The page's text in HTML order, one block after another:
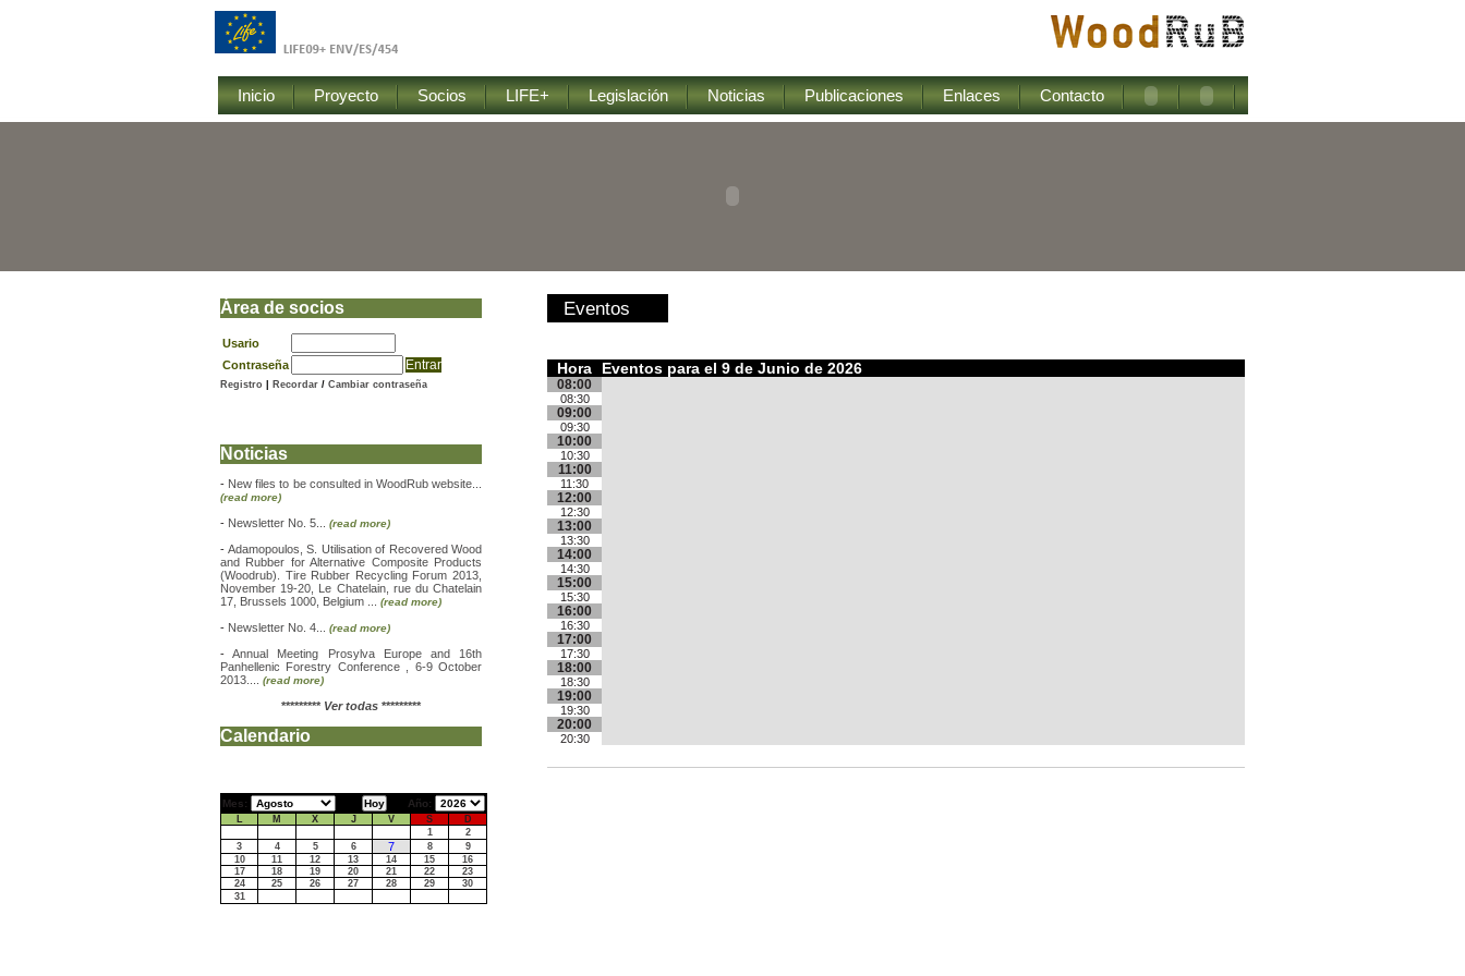
Inicio Proyecto Socios LIFE+ Legislación Noticias Publicaciones Enlaces Contacto
Eventos
Hora Eventos para el 9 de Junio de 2026
08:00
08:30
09:00
09:30
10:00
10:30
11:00
11:30
12:00
12:30
13:00
13:30
14:00
14:30
15:00
15:30
16:00
16:30
17:00
17:30
18:00
18:30
19:00
19:30
20:00
20:30
Área de socios
Usario
Contraseña
Registro Recordar / Cambiar contraseña
Noticias
- New files to be consulted in WoodRub website...
(read more)
- Newsletter No. 5... (read more)
- Adamopoulos, S. Utilisation of Recovered Wood
and Rubber for Alternative Composite Products
(Woodrub). Tire Rubber Recycling Forum 2013,
November 19-20, Le Chatelain, rue du Chatelain
17, Brussels 1000, Belgium ... (read more)
- Newsletter No. 4... (read more)
-Annual Meeting Prosylva Europe and 16th
Panhellenic Forestry Conference , 6-9 October
2013.... (read more)
********* Ver todas *********
Calendario
Mes: Año:
L M X J V S
D
1
2
3
4 5 6 7 8
9
10
11 12 13 14 15
16
17
18 19 20 21 22
23
24
25 26 27 28 29
30
31